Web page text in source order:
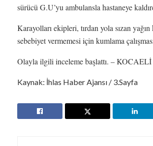
sürücü G.U’yu ambulansla hastaneye
Karayolları ekipleri, tırdan yola sızan yağın
sebebiyet vermemesi için kumlama
Olayla ilgili inceleme başlattı. – KOCAELİ
Kaynak: İhlas Haber Ajansı / 3.Sayfa